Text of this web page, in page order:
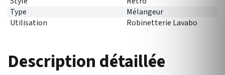
Type
Mélangeur
Utilisation
Robinetterie Lavabo
Description détaillée